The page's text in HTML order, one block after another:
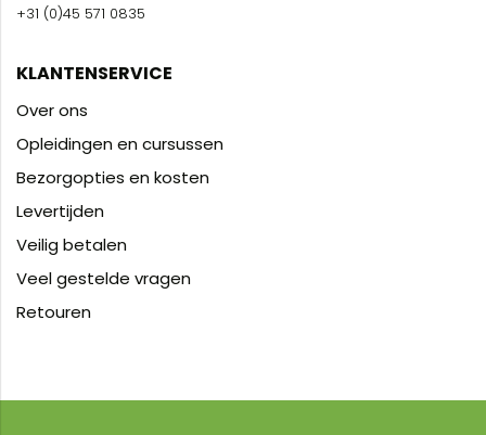
+31 (0)45 571 0835
KLANTENSERVICE
Over ons
Opleidingen en cursussen
Bezorgopties en kosten
Levertijden
Veilig betalen
Veel gestelde vragen
Retouren